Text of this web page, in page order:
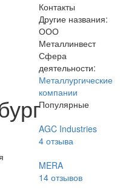
Контакты
Другие названия:
ООО
Металлинвест
Сфера
деятельности:
Металлургические
компании
Популярные
AGC Industries
4отзыва
MERA
14отзывов